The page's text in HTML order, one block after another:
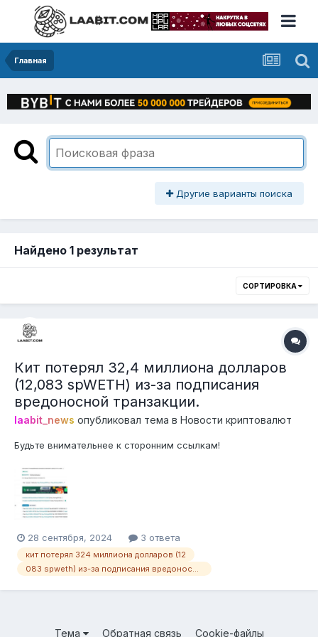
Главная
Другие варианты поиска
Найдено 1 результат
СОРТИРОВКА
Кит потерял 32,4 миллиона долларов
(12,083 spWETH) из-за подписания
вредоносной транзакции.
laabit_news опубликовал тема в Новости криптовалют
Будьте внимательнее к сторонним ссылкам!
28 сентября, 2024 3 ответа
кит потерял 324 миллиона долларов (12
Тема Обратная связь Cookie-файлы